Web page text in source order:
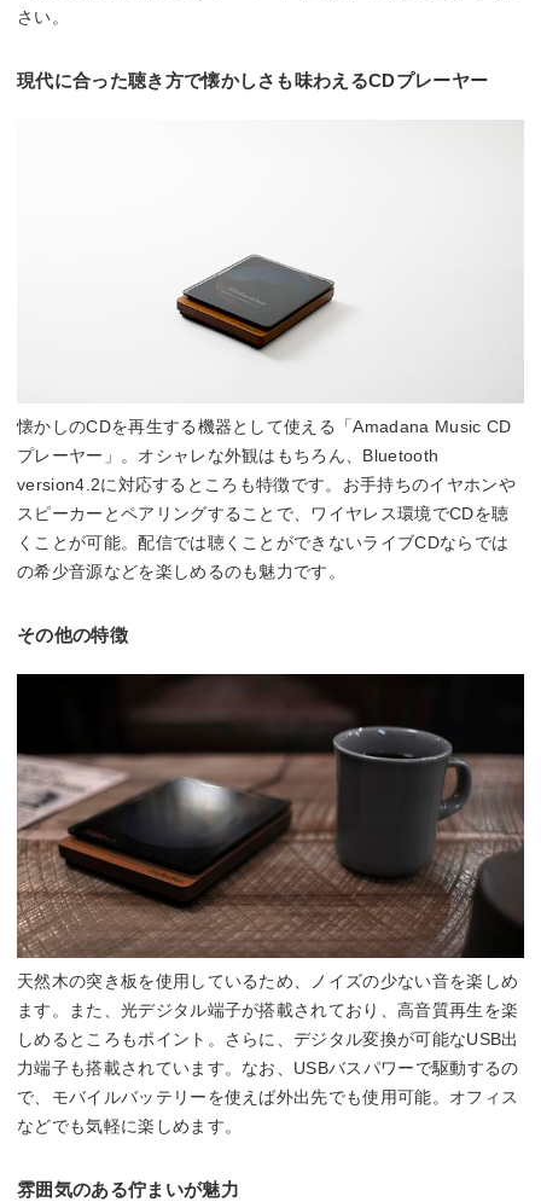
さい。
現代に合った聴き方で懐かしさも味わえるCDプレーヤー
懐かしのCDを再生する機器として使える「Amadana Music CD
プレーヤー」。オシャレな外観はもちろん、Bluetooth
version4.2に対応するところも特徴です。お手持ちのイヤホンや
スピーカーとペアリングすることで、ワイヤレス環境でCDを聴
くことが可能。配信では聴くことができないライブCDならでは
の希少音源などを楽しめるのも魅力です。
その他の特徴
天然木の突き板を使用しているため、ノイズの少ない音を楽しめ
ます。また、光デジタル端子が搭載されており、高音質再生を楽
しめるところもポイント。さらに、デジタル変換が可能なUSB出
力端子も搭載されています。なお、USBバスパワーで駆動するの
で、モバイルバッテリーを使えば外出先でも使用可能。オフィス
などでも気軽に楽しめます。
雰囲気のある佇まいが魅力